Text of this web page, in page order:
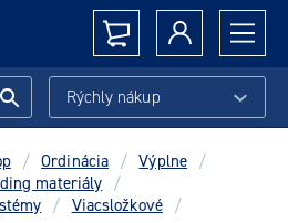
Rýchly nákup
/ Ordinácia / Výplne /
materiály /
/ Viacsložkové /